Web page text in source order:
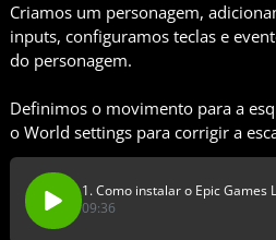
Criamos um personagem,
inputs, configuramos teclas e
do personagem.
Definimos o movimento para a
o World settings para corrigir a
1. Como instalar o Epic Games
09:36